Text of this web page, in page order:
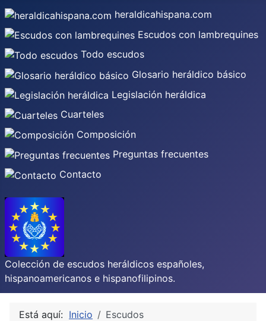
heraldicahispana.com
Escudos con lambrequines
Todo escudos
Glosario heráldico básico
Legislación heráldica
Cuarteles
Composición
Preguntas frecuentes
Contacto
Colección de escudos heráldicos españoles,
hispanoamericanos e hispanofilipinos.
Está aquí: Inicio Escudos